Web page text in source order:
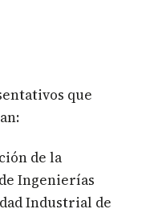
que
de la
Ingenierías
Industrial de